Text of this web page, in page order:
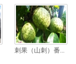
刺果（山刺）番...